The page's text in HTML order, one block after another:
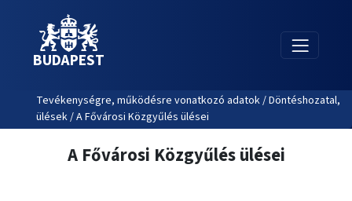
BUDAPEST
Tevékenységre, működésre vonatkozó adatok / Döntéshozatal,
ülések / A Fővárosi Közgyűlés ülései
A Fővárosi Közgyűlés ülései